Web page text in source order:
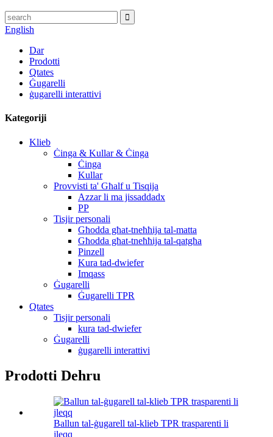
English
Dar
Prodotti
Qtates
Ġugarelli
ġugarelli interattivi
Kategoriji
Klieb
Ċinga & Kullar & Ċinga
Ċinga
Kullar
Provvisti ta' Għalf u Tisqija
Azzar li ma jissaddadx
PP
Tisjir personali
Għodda għat-tneħħija tal-matta
Għodda għat-tneħħija tal-qatgħa
Pinzell
Kura tad-dwiefer
Imqass
Ġugarelli
Ġugarelli TPR
Qtates
Tisjir personali
kura tad-dwiefer
Ġugarelli
ġugarelli interattivi
Prodotti Dehru
Ballun tal-ġugarell tal-klieb TPR trasparenti li
jleqq